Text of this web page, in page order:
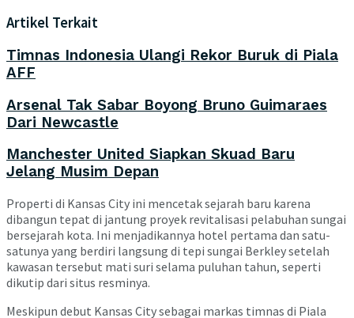
Artikel Terkait
Timnas Indonesia Ulangi Rekor Buruk di Piala
AFF
Arsenal Tak Sabar Boyong Bruno Guimaraes
Dari Newcastle
Manchester United Siapkan Skuad Baru
Jelang Musim Depan
Properti di Kansas City ini mencetak sejarah baru karena
dibangun tepat di jantung proyek revitalisasi pelabuhan sungai
bersejarah kota. Ini menjadikannya hotel pertama dan satu-
satunya yang berdiri langsung di tepi sungai Berkley setelah
kawasan tersebut mati suri selama puluhan tahun, seperti
dikutip dari situs resminya.
Meskipun debut Kansas City sebagai markas timnas di Piala